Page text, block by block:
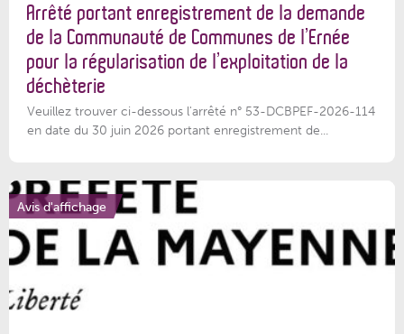
Arrêté portant enregistrement de la demande
de la Communauté de Communes de l’Ernée
pour la régularisation de l’exploitation de la
déchèterie
Veuillez trouver ci-dessous l'arrêté n° 53-DCBPEF-2026-114
en date du 30 juin 2026 portant enregistrement de...
Avis d'affichage